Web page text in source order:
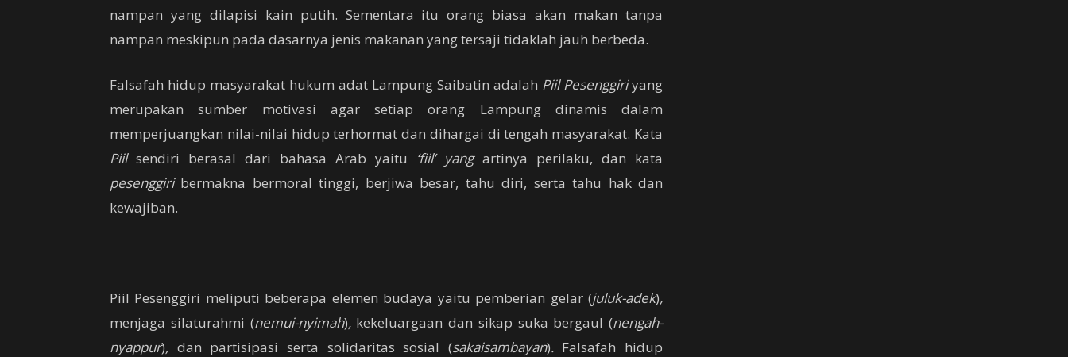
nampan yang dilapisi kain putih. Sementara itu orang biasa akan makan tanpa
nampan meskipun pada dasarnya jenis makanan yang tersaji tidaklah jauh berbeda.
Falsafah hidup masyarakat hukum adat Lampung Saibatin adalah Piil Pesenggiriyang
merupakan sumber motivasi agar setiap orang Lampung dinamis dalam
memperjuangkan nilai-nilai hidup terhormat dan dihargai di tengah masyarakat. Kata
Piil sendiri berasal dari bahasa Arab yaitu ‘fiil’ yang artinya perilaku, dan kata
pesenggiribermakna bermoral tinggi, berjiwa besar, tahu diri, serta tahu hak dan
kewajiban.
Piil Pesenggiri meliputi beberapa elemen budaya yaitu pemberian gelar (juluk-adek),
menjaga silaturahmi (nemui-nyimah), kekeluargaan dan sikap suka bergaul (nengah-
nyappur), dan partisipasi serta solidaritas sosial (sakaisambayan). Falsafah hidup